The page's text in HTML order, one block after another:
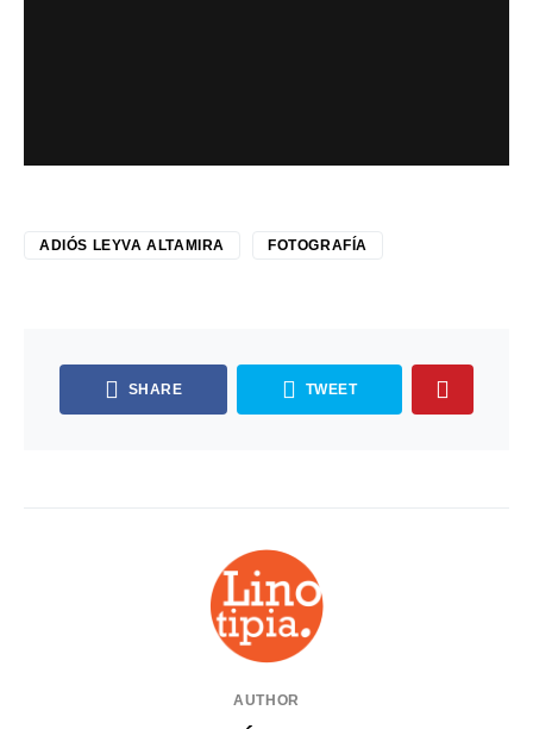
ADIÓS LEYVA ALTAMIRA FOTOGRAFÍA
SHARE TWEET
AUTHOR